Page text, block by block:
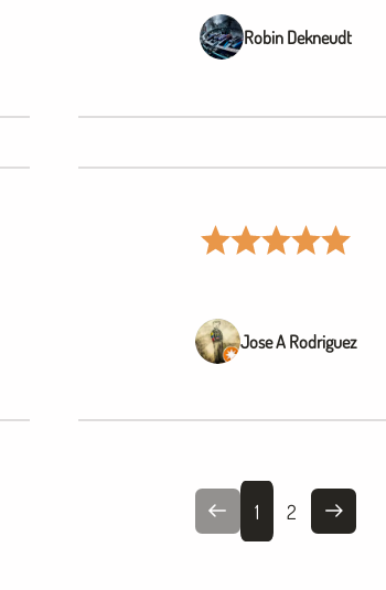
Robin Dekneudt
Jose A Rodriguez
1 2